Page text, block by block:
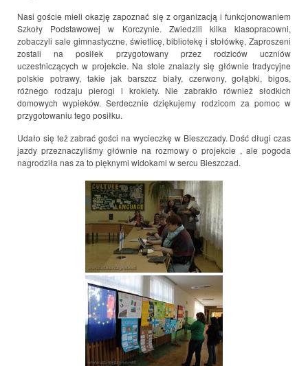
Nasi goście mieli okazję zapoznać się z organizacją i funkcjonowaniem
Szkoły Podstawowej w Korczynie. Zwiedzili kilka klasopracowni,
zobaczyli sale gimnastyczne, świetlicę, bibliotekę i stołówkę, Zaproszeni
zostali na posiłek przygotowany przez rodziców uczniów
uczestniczących w projekcie. Na stole znalazły się głównie tradycyjne
polskie potrawy, takie jak barszcz biały, czerwony, gołąbki, bigos,
różnego rodzaju pierogi i krokiety. Nie zabrakło również słodkich
domowych wypieków. Serdecznie dziękujemy rodzicom za pomoc w
przygotowaniu tego posiłku.
Udało się też zabrać gości na wycieczkę w Bieszczady. Dość długi czas
jazdy przeznaczyliśmy głównie na rozmowy o projekcie , ale pogoda
nagrodziła nas za to pięknymi widokami w sercu Bieszczad.